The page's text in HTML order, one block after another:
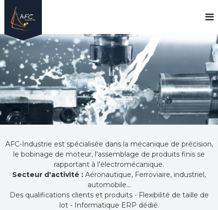
p
o
c
n
t
e
n
t
I
n
d
u
s
t
r
i
AFC-Industrie est spécialisée dans la mécanique de précision,
le bobinage de moteur, l'assemblage de produits finis se
rapportant à l'électromécanique.
Secteur d'activité : Aéronautique, Ferroviaire, industriel,
automobile...
Des qualifications clients et produits - Flexibilité de taille de
lot - Informatique ERP dédié.